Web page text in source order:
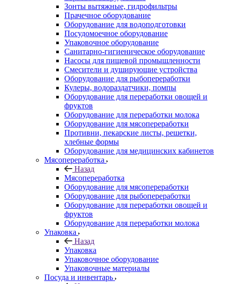
Зонты вытяжные, гидрофильтры
Прачечное оборудование
Оборудование для водоподготовки
Посудомоечное оборудование
Упаковочное оборудование
Санитарно-гигиеническое оборудование
Насосы для пищевой промышленности
Смесители и душирующие устройства
Оборудование для рыбопереработки
Кулеры, водораздатчики, помпы
Оборудование для переработки овощей и
фруктов
Оборудование для переработки молока
Оборудование для мясопереработки
Противни, пекарские листы, решетки,
хлебные формы
Оборудование для медицинских кабинетов
Мясопереработка
Назад
Мясопереработка
Оборудование для мясопереработки
Оборудование для рыбопереработки
Оборудование для переработки овощей и
фруктов
Оборудование для переработки молока
Упаковка
Назад
Упаковка
Упаковочное оборудование
Упаковочные материалы
Посуда и инвентарь